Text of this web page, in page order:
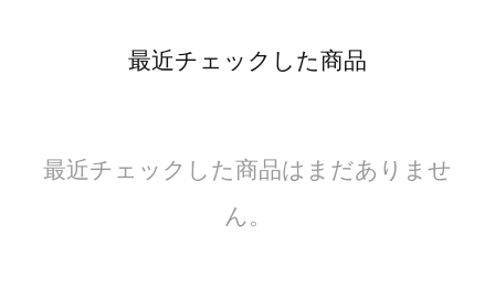
最近チェックした商品
最近チェックした商品はまだありませ
ん。